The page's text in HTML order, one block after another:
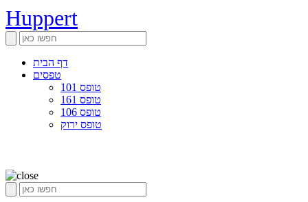
Huppert
דף הבית
טפסים
טופס 101
טופס 161
טופס 106
טופס ירוק